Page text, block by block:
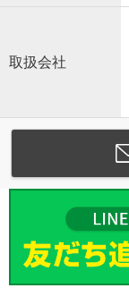
取扱会社